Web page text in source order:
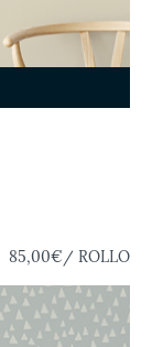
85,00€/ ROLLO